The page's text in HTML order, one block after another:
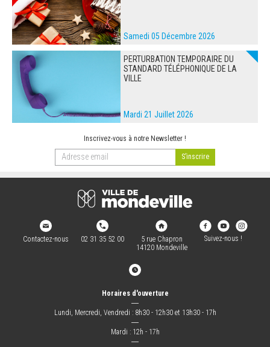
Samedi 05 Décembre 2026
PERTURBATION TEMPORAIRE DU
STANDARD TÉLÉPHONIQUE DE LA
VILLE
Mardi 21 Juillet 2026
Inscrivez-vous à notre Newsletter !
Contactez-nous 02 31 35 52 00
5 rue Chapron
14120 Mondeville
Suivez-nous !
Horaires d'ouverture
―
Lundi, Mercredi, Vendredi : 8h30 - 12h30 et 13h30 - 17h
―
Mardi : 12h - 17h
―